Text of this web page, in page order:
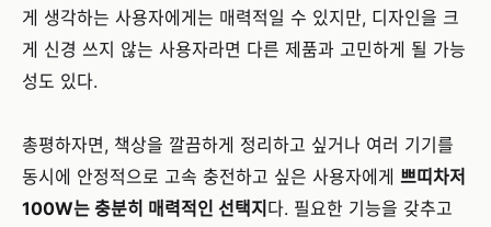
게 생각하는 사용자에게는 매력적일 수 있지만, 디자인을 크
게 신경 쓰지 않는 사용자라면 다른 제품과 고민하게 될 가능
성도 있다.
총평하자면, 책상을 깔끔하게 정리하고 싶거나 여러 기기를
동시에 안정적으로 고속 충전하고 싶은 사용자에게 쁘띠차저
100W는 충분히 매력적인 선택지 다. 필요한 기능을 갖추고